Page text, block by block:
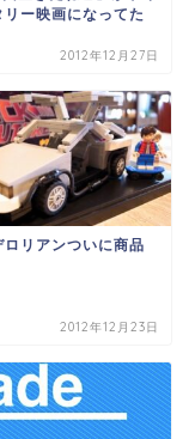
リー映画になってた
2012年12月27日
ロリアンついに商品
2012年12月23日